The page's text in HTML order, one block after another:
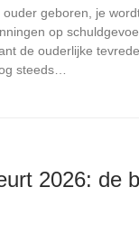
geboren, je
op
de ouderlijke
steeds…
2026: de